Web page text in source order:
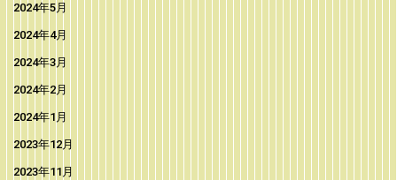
2024年5月
2024年4月
2024年3月
2024年2月
2024年1月
2023年12月
2023年11月